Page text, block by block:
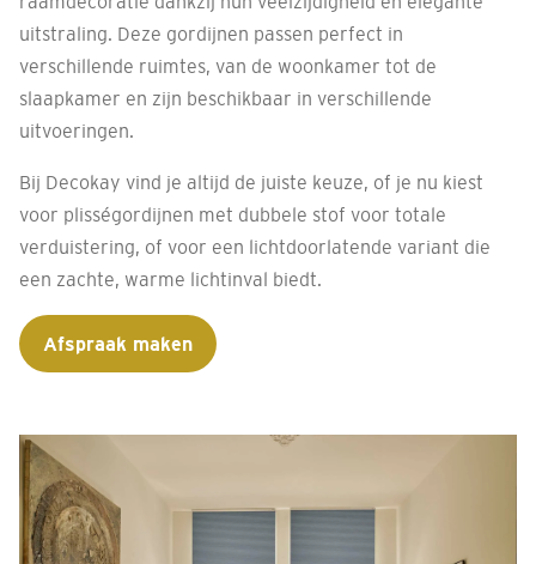
uitstraling. Deze gordijnen passen perfect in
verschillende ruimtes, van de woonkamer tot de
slaapkamer en zijn beschikbaar in verschillende
uitvoeringen.
Bij Decokay vind je altijd de juiste keuze, of je nu kiest
voor plisségordijnen met dubbele stof voor totale
verduistering, of voor een lichtdoorlatende variant die
een zachte, warme lichtinval biedt.
Afspraak maken